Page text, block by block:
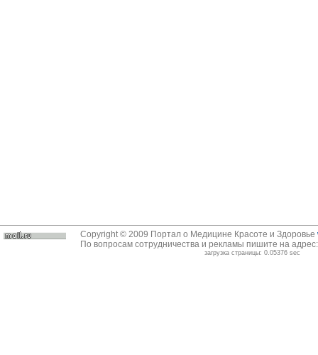
Copyright © 2009 Портал о Медицине Красоте и Здоровье
По вопросам сотрудничества и рекламы пишите на
загрузка страницы: 0.05376 sec